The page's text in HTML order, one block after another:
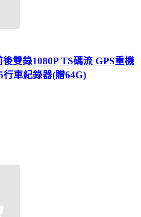
雙錄1080P TS碼流 GPS重機
車紀錄器(贈64G)